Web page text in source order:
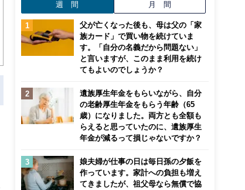
週 間 月 間
父が亡くなった後も、母は父の「家
族カード」で買い物を続けていま
す。「自分の名義だから問題ない」
と言いますが、このまま利用を続け
てもよいのでしょうか？
遺族厚生年金をもらいながら、自分
の老齢厚生年金をもらう年齢（65
歳）になりました。両方とも全額も
らえると思っていたのに、遺族厚生
年金が減るって損じゃないですか？
娘夫婦が仕事の日は毎日孫の夕飯を
作っています。家計への負担も増え
てきましたが、祖父母なら無償で協